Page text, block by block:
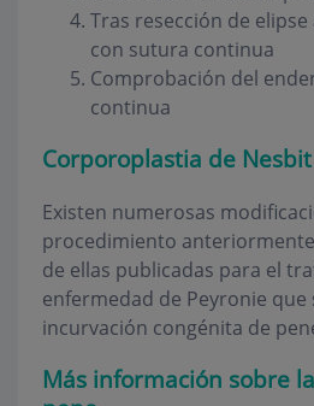
Tras resección de
con sutura continua
Comprobación del
continua
Corporoplastia de Nesbit
Existen numerosas
procedimiento
de ellas publicadas para el
enfermedad de Peyronie
incurvación congénita de
Más información sobre